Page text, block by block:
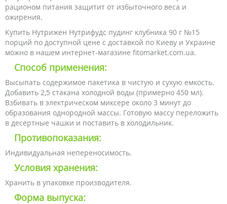
рационом питания защитит от избыточного веса и
ожирения.
Купить Нутрижен Нутрифудс пудинг клубника 90 г №15
порций по доступной цене с доставкой по Киеву и Украине
можно в нашем интернет-магазине fitomarket.com.ua.
Способ применения:
Высыпать содержимое пакетика в чистую и сухую емкость.
Добавить 2,5 стакана холодной воды (примерно 450 мл).
Взбивать в электрическом миксере около 3 минут до
образования однородной массы. Готовую массу переложить
в десертные чашки и поставить в холодильник.
Противопоказания:
Индивидуальная непереносимость.
Условия хранения:
Хранить в упаковке производителя.
Форма выпуска: